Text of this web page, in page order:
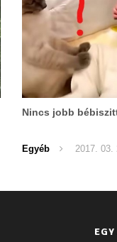
Nincs jobb
Egyéb 2017. 03.